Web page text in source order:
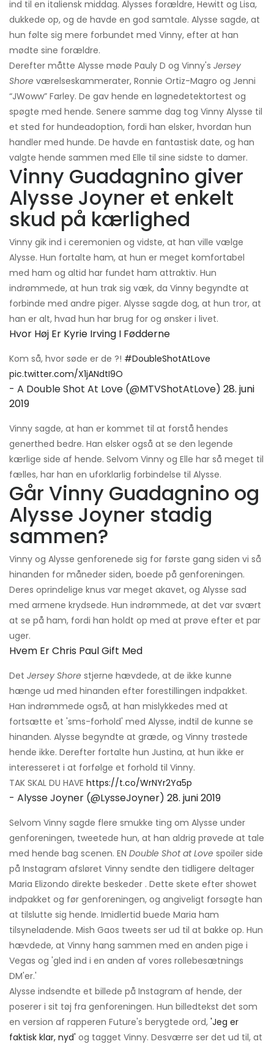
ind til en italiensk middag. Alysses forældre, Hewitt og Lisa,
dukkede op, og de havde en god samtale. Alysse sagde, at
hun følte sig mere forbundet med Vinny, efter at han
mødte sine forældre.
Derefter måtte Alysse møde Pauly D og Vinny's Jersey
Shore værelseskammerater, Ronnie Ortiz-Magro og Jenni
“JWoww” Farley. De gav hende en løgnedetektortest og
spøgte med hende. Senere samme dag tog Vinny Alysse til
et sted for hundeadoption, fordi han elsker, hvordan hun
handler med hunde. De havde en fantastisk date, og han
valgte hende sammen med Elle til sine sidste to damer.
Vinny Guadagnino giver
Alysse Joyner et enkelt
skud på kærlighed
Vinny gik ind i ceremonien og vidste, at han ville vælge
Alysse. Hun fortalte ham, at hun er meget komfortabel
med ham og altid har fundet ham attraktiv. Hun
indrømmede, at hun trak sig væk, da Vinny begyndte at
forbinde med andre piger. Alysse sagde dog, at hun tror, ​​at
han er alt, hvad hun har brug for og ønsker i livet.
Hvor Høj Er Kyrie Irving I Fødderne
Kom så, hvor søde er de ?! #DoubleShotAtLove
pic.twitter.com/X1jANdtI9O
- A Double Shot At Love (@MTVShotAtLove) 28. juni
2019
Vinny sagde, at han er kommet til at forstå hendes
generthed bedre. Han elsker også at se den legende
kærlige side af hende. Selvom Vinny og Elle har så meget til
fælles, har han en uforklarlig forbindelse til Alysse.
Går Vinny Guadagnino og
Alysse Joyner stadig
sammen?
Vinny og Alysse genforenede sig for første gang siden vi så
hinanden for måneder siden, boede på genforeningen.
Deres oprindelige knus var meget akavet, og Alysse sad
med armene krydsede. Hun indrømmede, at det var svært
at se på ham, fordi han holdt op med at prøve efter et par
uger.
Hvem Er Chris Paul Gift Med
Det Jersey Shore stjerne hævdede, at de ikke kunne
hænge ud med hinanden efter forestillingen indpakket.
Han indrømmede også, at han mislykkedes med at
fortsætte et 'sms-forhold' med Alysse, indtil de kunne se
hinanden. Alysse begyndte at græde, og Vinny trøstede
hende ikke. Derefter fortalte hun Justina, at hun ikke er
interesseret i at forfølge et forhold til Vinny.
TAK SKAL DU HAVE https://t.co/WrNYr2Ya5p
- Alysse Joyner (@LysseJoyner) 28. juni 2019
Selvom Vinny sagde flere smukke ting om Alysse under
genforeningen, tweetede hun, at han aldrig prøvede at tale
med hende bag scenen. EN Double Shot at Love spoiler side
på Instagram afsløret Vinny sendte den tidligere deltager
Maria Elizondo direkte beskeder . Dette skete efter showet
indpakket og før genforeningen, og angiveligt forsøgte han
at tilslutte sig hende. Imidlertid buede Maria ham
tilsyneladende. Mish Gaos tweets ser ud til at bakke op. Hun
hævdede, at Vinny hang sammen med en anden pige i
Vegas og 'gled ind i en anden af ​​vores rollebesætnings
DM'er.'
Alysse indsendte et billede på Instagram af hende, der
poserer i sit tøj fra genforeningen. Hun billedtekst det som
en version af rapperen Future's berygtede ord, 'Jeg er
faktisk klar, nyd' og tagget Vinny. Desværre ser det ud til, at